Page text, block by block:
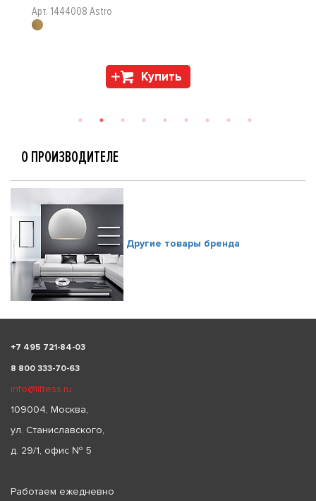
Арт. 1444008 Astro
Купить
О ПРОИЗВОДИТЕЛЕ
Другие товары бренда
+7 495 721-84-03
8 800 333-70-63
info@littess.ru
109004, Москва,
ул. Станиславского,
д. 29/1, офис № 5
Работаем ежедневно